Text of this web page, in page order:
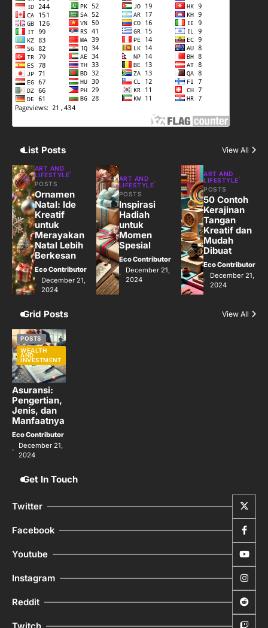
3
Harga Emas Hari Ini: Panduan untuk
Membeli dan Investasi
Eco Contributor
4
Jasa Menulis: Peluang Bisnis Kreatif
5
Jasa Desain: Peluang Usaha Kreatif
di Era Digital
Eco Contributor
List Posts View All
ART AND
LIFESTYLE
POSTS
Ornamen
Natal: Ide
Kreatif
untuk
Merayakan
Natal Lebih
Berkesan
Eco Contributor
December 21,
2024
ART AND
LIFESTYLE
POSTS
Inspirasi
Hadiah
untuk
Momen
Spesial
Eco Contributor
December 21,
2024
ART AND
LIFESTYLE
POSTS
50 Contoh
Kerajinan
Tangan
Kreatif dan
Mudah
Dibuat
Eco Contributor
December 21,
2024
Grid Posts View All
POSTS
WEALTH
AND
INVESTMENT
Asuransi:
Pengertian,
Jenis, dan
Manfaatnya
Eco Contributor
December 21,
2024
Get In Touch
Twitter
Facebook
Youtube
Instagram
Reddit